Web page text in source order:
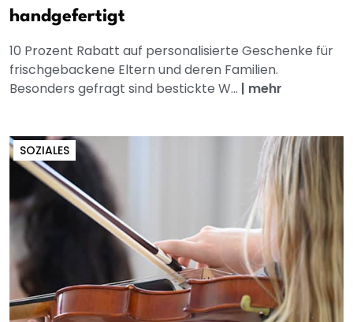
handgefertigt
10 Prozent Rabatt auf personalisierte Geschenke für
frischgebackene Eltern und deren Familien.
Besonders gefragt sind bestickte W... | mehr
SOZIALES